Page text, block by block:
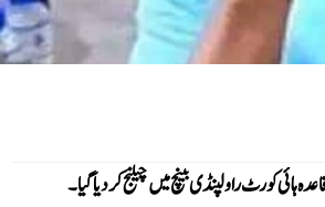
کورٹ راولپنڈی بینچ میں چیلنج کر دیا گیا۔